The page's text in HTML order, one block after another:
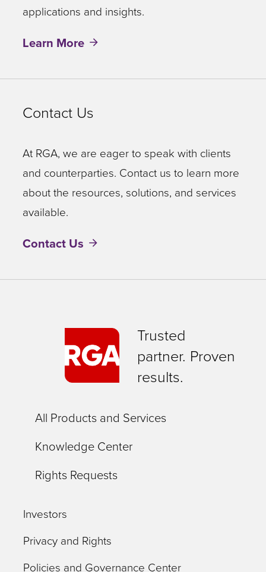
applications and insights.
Learn More
Contact Us
At RGA, we are eager to speak with clients
and counterparties. Contact us to learn more
about the resources, solutions, and services
available.
Contact Us
Trusted
partner. Proven
results.
All Products and Services
Knowledge Center
Rights Requests
Investors
Privacy and Rights
Policies and Governance Center